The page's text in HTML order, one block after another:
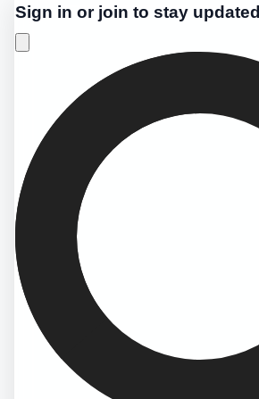
Sign in or join to stay